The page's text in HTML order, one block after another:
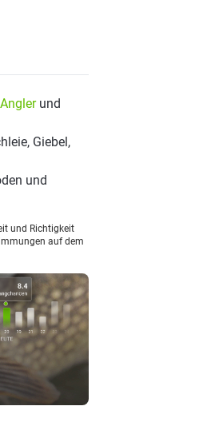
und
Giebel,
und
und Richtigkeit
auf dem